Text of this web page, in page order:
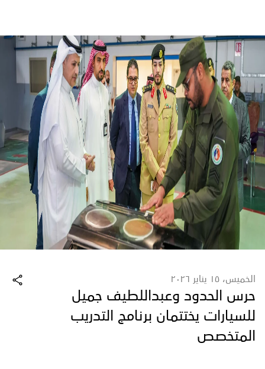
الخميس، ١٥ يناير ٢٠٢٦
حرس الحدود وعبداللطيف جميل
للسيارات يختتمان برنامج التدريب
المتخصص